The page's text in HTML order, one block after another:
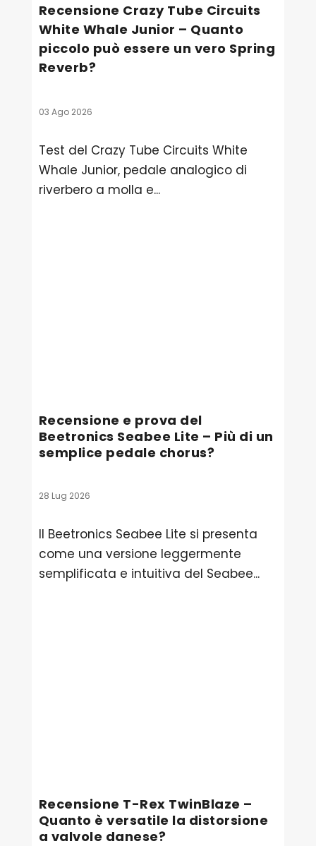
Recensione Crazy Tube Circuits
White Whale Junior – Quanto
piccolo può essere un vero Spring
Reverb?
03 Ago 2026
Test del Crazy Tube Circuits White
Whale Junior, pedale analogico di
riverbero a molla e...
Recensione e prova del
Beetronics Seabee Lite – Più di un
semplice pedale chorus?
28 Lug 2026
Il Beetronics Seabee Lite si presenta
come una versione leggermente
semplificata e intuitiva del Seabee...
Recensione T-Rex TwinBlaze –
Quanto è versatile la distorsione
a valvole danese?